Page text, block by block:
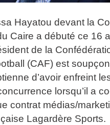
Hayatou devant la
Caire a débuté ce 16
de la
(CAF) est
d’avoir enfreint
lorsqu’il a
contrat médias/
Lagardère Sports.